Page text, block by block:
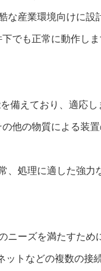
産業環境向けに設
でも正常に動作しま
備えており、適応し
他の物質による装置
処理に適した強力
ニーズを満たすため
トなどの複数の接